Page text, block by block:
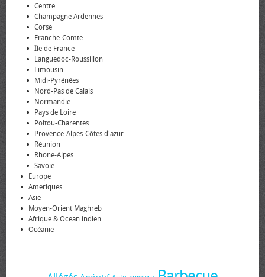
Centre
Champagne Ardennes
Corse
Franche-Comté
Île de France
Languedoc-Roussillon
Limousin
Midi-Pyrénées
Nord-Pas de Calais
Normandie
Pays de Loire
Poitou-Charentes
Provence-Alpes-Côtes d'azur
Réunion
Rhône-Alpes
Savoie
Europe
Amériques
Asie
Moyen-Orient Maghreb
Afrique & Océan indien
Océanie